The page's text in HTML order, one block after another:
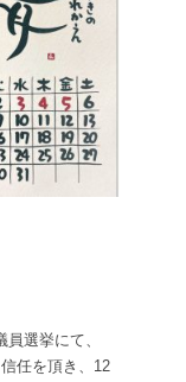
選挙にて、
任を頂き、12